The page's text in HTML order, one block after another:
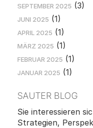
SEPTEMBER 2025 (3)
JUNI 2025 (1)
APRIL 2025 (1)
MÄRZ 2025 (1)
FEBRUAR 2025 (1)
JANUAR 2025 (1)
SAUTER BLOG
Sie interessieren
Strategien,